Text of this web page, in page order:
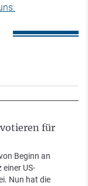
für
Beginn an
US-
Nun hat die